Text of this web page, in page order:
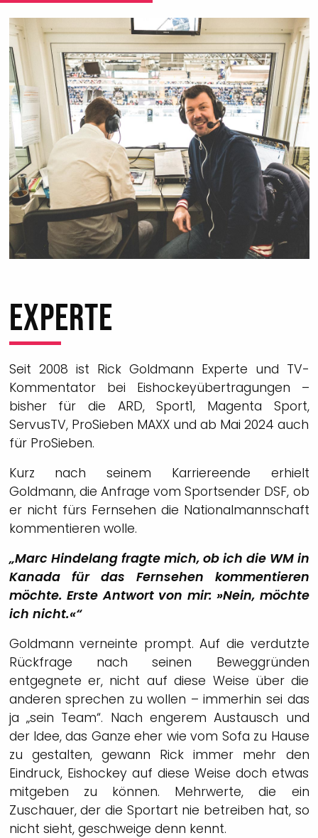
EXPERTE
Seit 2008 ist Rick Goldmann Experte und TV-
Kommentator bei Eishockeyübertragungen –
bisher für die ARD, Sport1, Magenta Sport,
ServusTV, ProSieben MAXX und ab Mai 2024 auch
für ProSieben.
Kurz nach seinem Karriereende erhielt
Goldmann, die Anfrage vom Sportsender DSF, ob
er nicht fürs Fernsehen die Nationalmannschaft
kommentieren wolle.
„Marc Hindelang fragte mich, ob ich die WM in
Kanada für das Fernsehen kommentieren
möchte. Erste Antwort von mir: »Nein, möchte
ich nicht.«“
Goldmann verneinte prompt. Auf die verdutzte
Rückfrage nach seinen Beweggründen
entgegnete er, nicht auf diese Weise über die
anderen sprechen zu wollen – immerhin sei das
ja „sein Team“. Nach engerem Austausch und
der Idee, das Ganze eher wie vom Sofa zu Hause
zu gestalten, gewann Rick immer mehr den
Eindruck, Eishockey auf diese Weise doch etwas
mitgeben zu können. Mehrwerte, die ein
Zuschauer, der die Sportart nie betreiben hat, so
nicht sieht, geschweige denn kennt.